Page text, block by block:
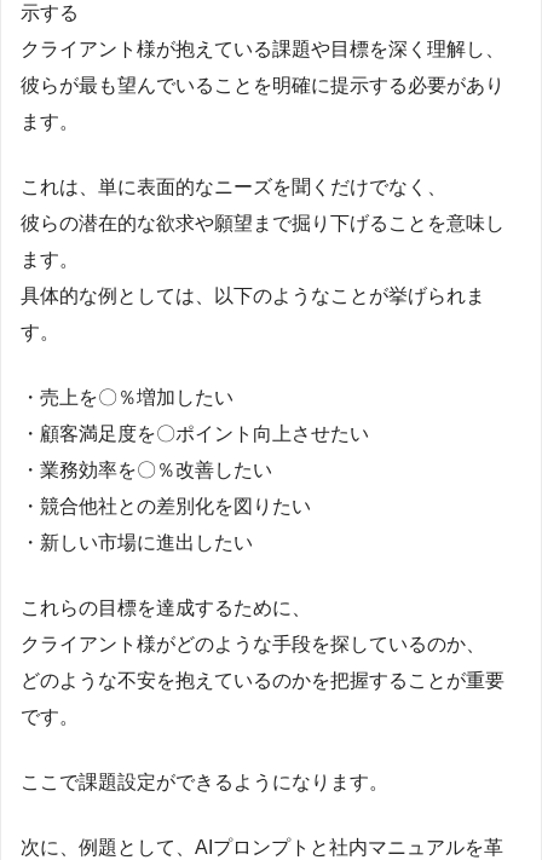
示する
クライアント様が抱えている課題や目標を深く理解し、
彼らが最も望んでいることを明確に提示する必要があり
ます。
これは、単に表面的なニーズを聞くだけでなく、
彼らの潜在的な欲求や願望まで掘り下げることを意味し
ます。
具体的な例としては、以下のようなことが挙げられま
す。
・売上を〇％増加したい
・顧客満足度を〇ポイント向上させたい
・業務効率を〇％改善したい
・競合他社との差別化を図りたい
・新しい市場に進出したい
これらの目標を達成するために、
クライアント様がどのような手段を探しているのか、
どのような不安を抱えているのかを把握することが重要
です。
ここで課題設定ができるようになります。
次に、例題として、AIプロンプトと社内マニュアルを革